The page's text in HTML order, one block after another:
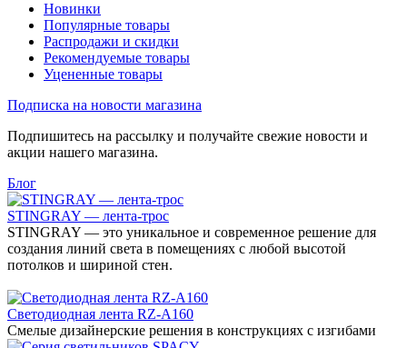
Новинки
Популярные товары
Распродажи и скидки
Рекомендуемые товары
Уцененные товары
Подписка на новости магазина
Подпишитесь на рассылку и получайте свежие новости и
акции нашего магазина.
Блог
STINGRAY — лента-трос
STINGRAY — это уникальное и современное решение для
создания линий света в помещениях с любой высотой
потолков и шириной стен.
Светодиодная лента RZ-A160
Смелые дизайнерские решения в конструкциях с изгибами